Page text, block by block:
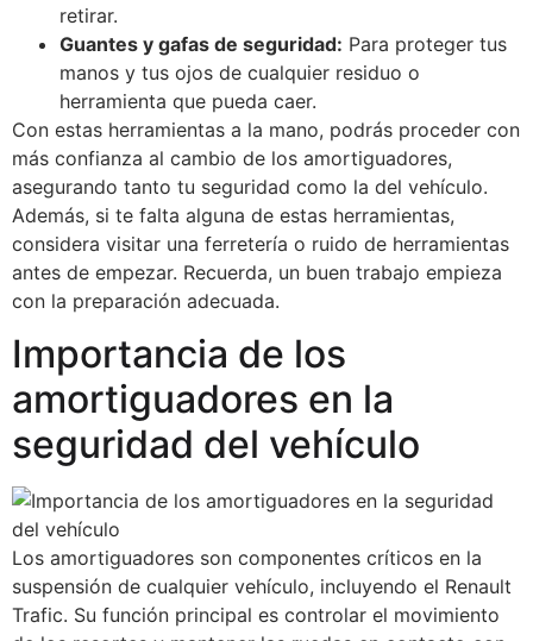
retirar.
Guantes y gafas de seguridad: Para proteger tus
manos y tus ojos de cualquier residuo o
herramienta que pueda caer.
Con estas herramientas a la mano, podrás proceder con
más confianza al cambio de los amortiguadores,
asegurando tanto tu seguridad como la del vehículo.
Además, si te falta alguna de estas herramientas,
considera visitar una ferretería o ruido de herramientas
antes de empezar. Recuerda, un buen trabajo empieza
con la preparación adecuada.
Importancia de los
amortiguadores en la
seguridad del vehículo
Los amortiguadores son componentes críticos en la
suspensión de cualquier vehículo, incluyendo el Renault
Trafic. Su función principal es controlar el movimiento